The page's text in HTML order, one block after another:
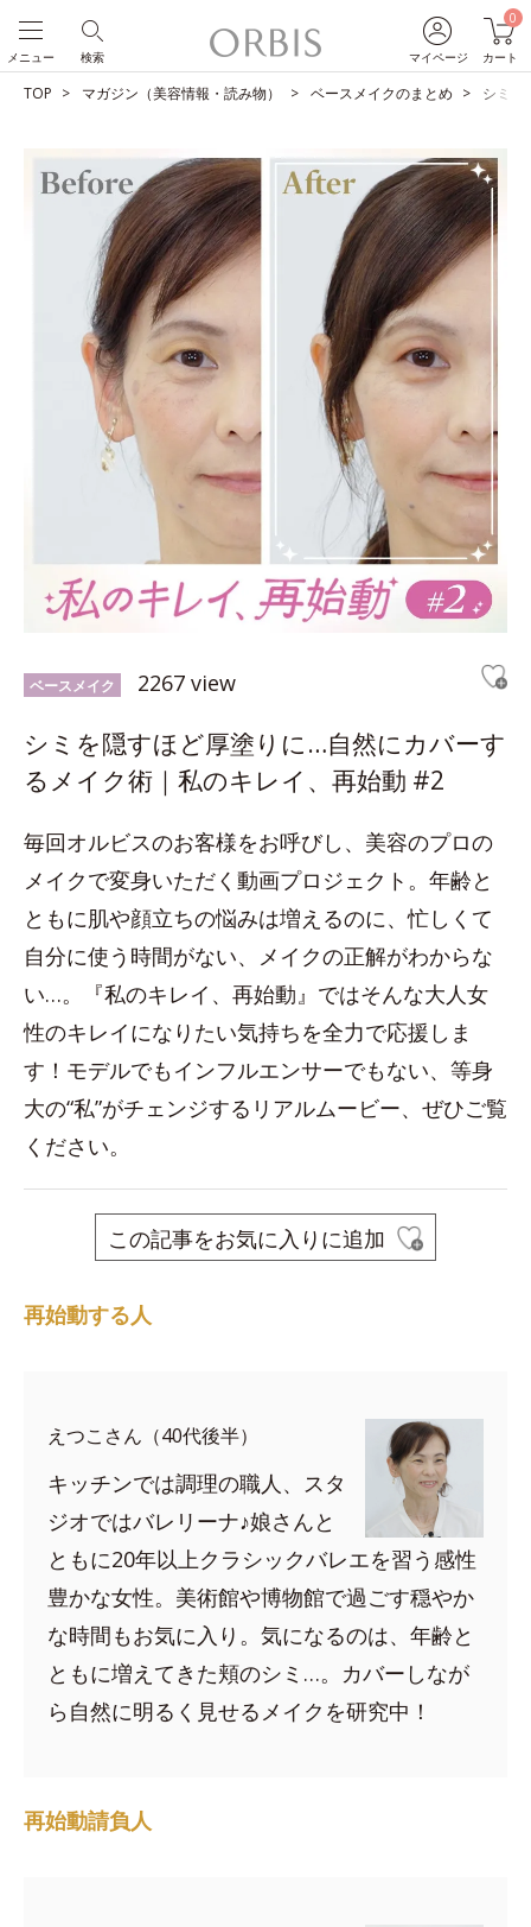
マイページ
0
カート
検索
メニュー
TOP マガジン（美容情報・読み物） ベースメイクのまとめ シミを
ベースメイク 2267 view
シミを隠すほど厚塗りに…自然にカバーす
るメイク術｜私のキレイ、再始動 #2
毎回オルビスのお客様をお呼びし、美容のプロの
メイクで変身いただく動画プロジェクト。年齢と
ともに肌や顔立ちの悩みは増えるのに、忙しくて
自分に使う時間がない、メイクの正解がわからな
い…。『私のキレイ、再始動』ではそんな大人女
性のキレイになりたい気持ちを全力で応援しま
す！モデルでもインフルエンサーでもない、等身
大の“私”がチェンジするリアルムービー、ぜひご覧
ください。
この記事をお気に入りに追加
再始動する人
えつこさん（40代後半）
キッチンでは調理の職人、スタ
ジオではバレリーナ♪娘さんと
ともに20年以上クラシックバレエを習う感性
豊かな女性。美術館や博物館で過ごす穏やか
な時間もお気に入り。気になるのは、年齢と
ともに増えてきた頬のシミ…。カバーしなが
ら自然に明るく見せるメイクを研究中！
再始動請負人